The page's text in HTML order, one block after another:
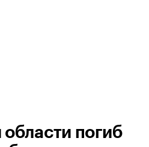
области погиб